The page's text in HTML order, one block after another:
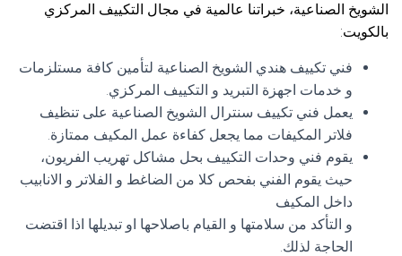
الشويخ الصناعية، خبراتنا عالمية في مجال التكييف المركزي
بالكويت:
فني تكييف هندي الشويخ الصناعية لتأمين كافة مستلزمات
و خدمات اجهزة التبريد و التكييف المركزي.
يعمل فني تكييف سنترال الشويخ الصناعية على تنظيف
فلاتر المكيفات مما يجعل كفاءة عمل المكيف ممتازة.
يقوم فني وحدات التكييف بحل مشاكل تهريب الفريون،
حيث يقوم الفني بفحص كلا من الضاغط و الفلاتر و الانابيب
داخل المكيف
و التأكد من سلامتها و القيام باصلاحها او تبديلها اذا اقتضت
الحاجة لذلك.